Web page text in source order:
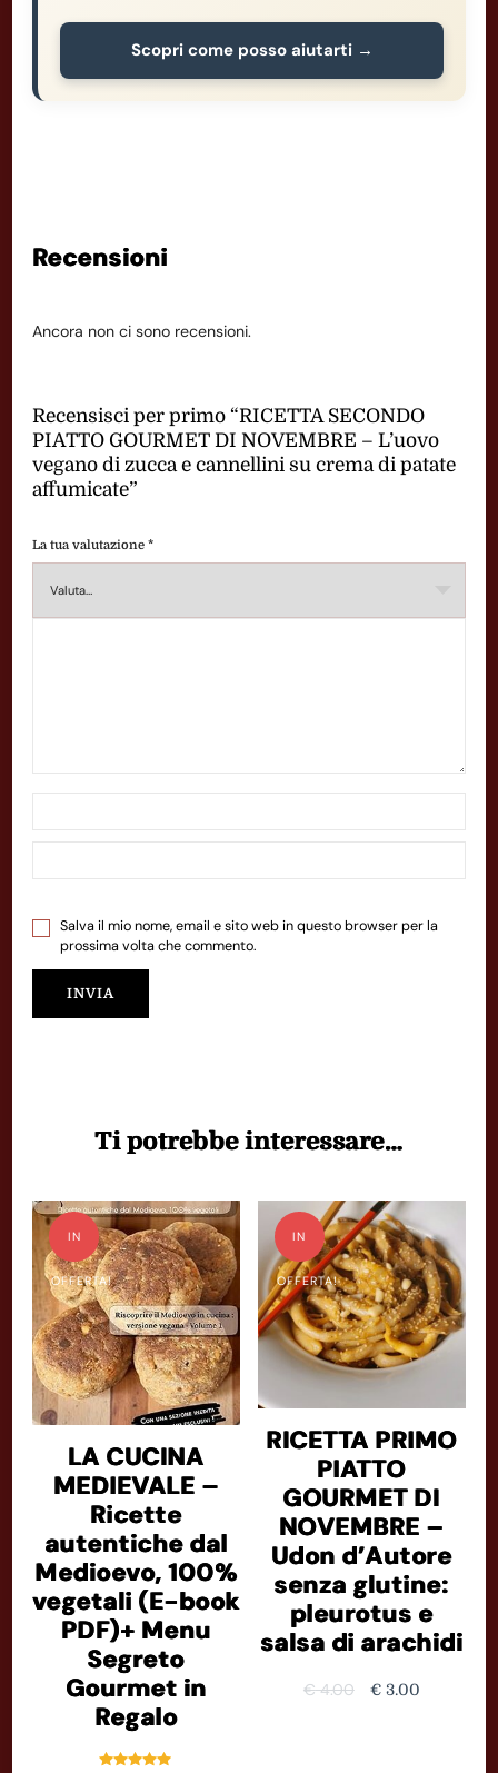
Scopri come posso aiutarti →
Recensioni
Ancora non ci sono recensioni.
Recensisci per primo “RICETTA SECONDO
PIATTO GOURMET DI NOVEMBRE – L’uovo
vegano di zucca e cannellini su crema di patate
affumicate”
La tua valutazione *
Salva il mio nome, email e sito web in questo browser per la
prossima volta che commento.
Ti potrebbe interessare…
IN
OFFERTA!
LA CUCINA
MEDIEVALE –
Ricette
autentiche dal
Medioevo, 100%
vegetali (E-book
PDF)+ Menu
Segreto
Gourmet in
Regalo
IN
OFFERTA!
RICETTA PRIMO
PIATTO
GOURMET DI
NOVEMBRE –
Udon d’Autore
senza glutine:
pleurotus e
salsa di arachidi
€4.00
Il€3.00